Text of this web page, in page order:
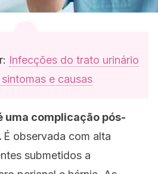
Infecções do trato urinário
e causas
uma complicação pós-
É observada com alta
submetidos a